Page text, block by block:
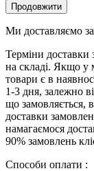
Продовжити
Ми доставляємо
Терміни доставки
на складі. Якщо у
товари є в
1-3 дня, залежно
що замовляється,
доставки
намагаємося
90% замовлень
Способи оплати :